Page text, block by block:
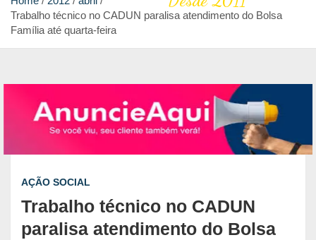
Trabalho técnico no CADUN paralisa atendimento do Bolsa
Família até quarta-feira
AÇÃO SOCIAL
Trabalho técnico no CADUN
paralisa atendimento do Bolsa